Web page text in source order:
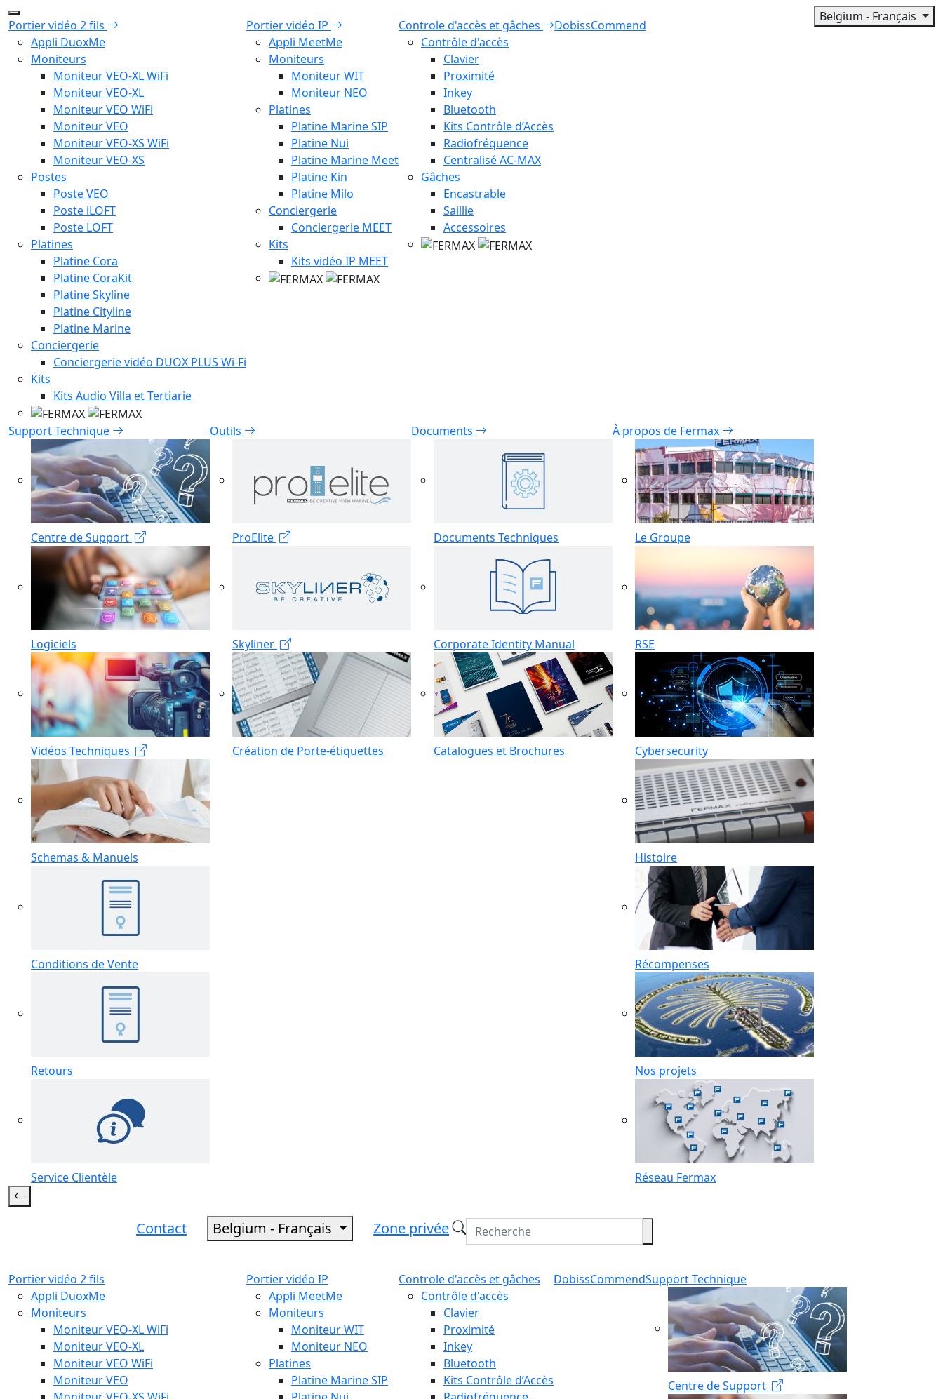
Belgium - Français
Portier vidéo 2 fils
Appli DuoxMe
Moniteurs
Moniteur VEO-XL WiFi
Moniteur VEO-XL
Moniteur VEO WiFi
Moniteur VEO
Moniteur VEO-XS WiFi
Moniteur VEO-XS
Postes
Poste VEO
Poste iLOFT
Poste LOFT
Platines
Platine Cora
Platine CoraKit
Platine Skyline
Platine Cityline
Platine Marine
Conciergerie
Conciergerie vidéo DUOX PLUS Wi-Fi
Kits
Kits Audio Villa et Tertiarie
Portier vidéo IP
Appli MeetMe
Moniteurs
Moniteur WIT
Moniteur NEO
Platines
Platine Marine SIP
Platine Nui
Platine Marine Meet
Platine Kin
Platine Milo
Conciergerie
Conciergerie MEET
Kits
Kits vidéo IP MEET
Controle d'accès et gâches
Contrôle d'accès
Clavier
Proximité
Inkey
Bluetooth
Kits Contrôle d’Accès
Radiofréquence
Centralisé AC-MAX
Gâches
Encastrable
Saillie
Accessoires
DobissCommend
Support Technique
Centre de Support
Logiciels
Vidéos Techniques
Schemas & Manuels
Conditions de Vente
Retours
Service Clientèle
Outils
ProElite
Skyliner
Création de Porte-étiquettes
Documents
Documents Techniques
Corporate Identity Manual
Catalogues et Brochures
À propos de Fermax
Le Groupe
RSE
Cybersecurity
Histoire
Récompenses
Nos projets
Réseau Fermax
Contact Belgium - Français Zone privée
Portier vidéo 2 fils
Appli DuoxMe
Moniteurs
Moniteur VEO-XL WiFi
Moniteur VEO-XL
Moniteur VEO WiFi
Moniteur VEO
Portier vidéo IP
Appli MeetMe
Moniteurs
Moniteur WIT
Moniteur NEO
Platines
Platine Marine SIP
Controle d'accès et gâches
Contrôle d'accès
Clavier
Proximité
Inkey
Bluetooth
Kits Contrôle d’Accès
DobissCommendSupport Technique
Centre de Support